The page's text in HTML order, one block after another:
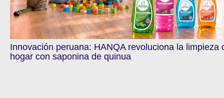
Innovación peruana: HANQA revoluciona la limpieza
hogar con saponina de quinua